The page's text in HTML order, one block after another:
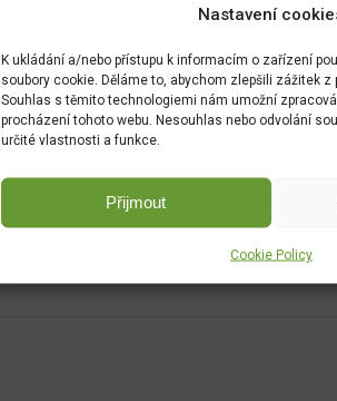
Nastavení
K ukládání a/nebo přístupu k informacím o zařízení
soubory cookie. Děláme to, abychom zlepšili zážitek z
Souhlas s těmito technologiemi nám umožní
procházení tohoto webu. Nesouhlas nebo odvolání
určité vlastnosti a funkce.
Přijmout
Cookie Policy